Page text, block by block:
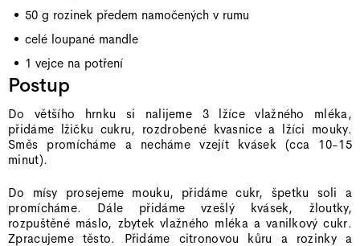
50 g rozinek předem namočených v rumu
celé loupané mandle
1 vejce na potření
Postup
Do většího hrnku si nalijeme 3 lžíce vlažného mléka,
přidáme lžičku cukru, rozdrobené kvasnice a lžíci mouky.
Směs promícháme a necháme vzejít kvásek (cca 10-15
minut).
Do mísy prosejeme mouku, přidáme cukr, špetku soli a
promícháme. Dále přidáme vzešlý kvásek, žloutky,
rozpuštěné máslo, zbytek vlažného mléka a vanilkový cukr.
Zpracujeme těsto. Přidáme citronovou kůru a rozinky a